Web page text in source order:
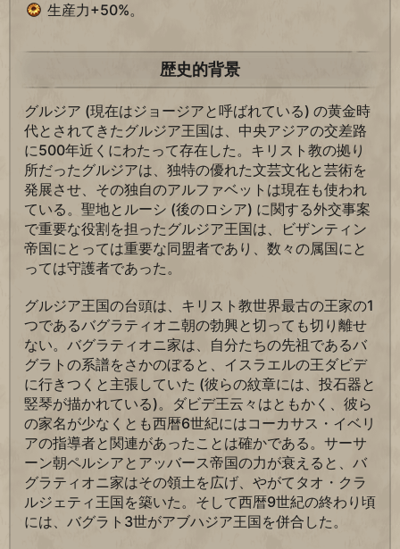
生産力+50%。
歴史的背景
グルジア (現在はジョージアと呼ばれている) の黄金時
代とされてきたグルジア王国は、中央アジアの交差路
に500年近くにわたって存在した。キリスト教の拠り
所だったグルジアは、独特の優れた文芸文化と芸術を
発展させ、その独自のアルファベットは現在も使われ
ている。聖地とルーシ (後のロシア) に関する外交事案
で重要な役割を担ったグルジア王国は、ビザンティン
帝国にとっては重要な同盟者であり、数々の属国にと
っては守護者であった。
グルジア王国の台頭は、キリスト教世界最古の王家の1
つであるバグラティオニ朝の勃興と切っても切り離せ
ない。バグラティオニ家は、自分たちの先祖であるバ
グラトの系譜をさかのぼると、イスラエルの王ダビデ
に行きつくと主張していた (彼らの紋章には、投石器と
竪琴が描かれている)。ダビデ王云々はともかく、彼ら
の家名が少なくとも西暦6世紀にはコーカサス・イベリ
アの指導者と関連があったことは確かである。サーサ
ーン朝ペルシアとアッバース帝国の力が衰えると、バ
グラティオニ家はその領土を広げ、やがてタオ・クラ
ルジェティ王国を築いた。そして西暦9世紀の終わり頃
には、バグラト3世がアブハジア王国を併合した。